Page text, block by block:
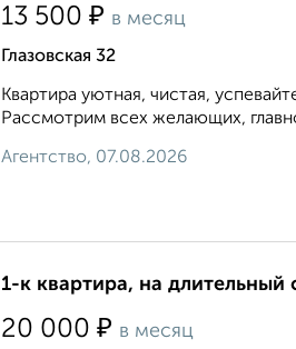
13 500 ₽ в месяц
Глазовская 32
Квартира уютная, чистая,
Рассмотрим всех желающих,
Агентство, 07.08.2026
1-к квартира, на длительный
20 000 ₽ в месяц